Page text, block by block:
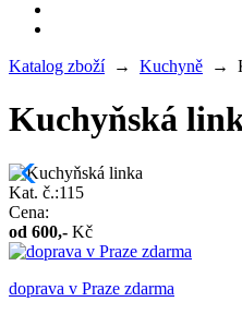
Katalog zboží→ Kuchyně →
Kuchyňská
Kat. č.:115
Cena:
od 600,- Kč
doprava v Praze zdarma